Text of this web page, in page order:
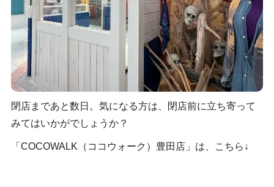
閉店まであと数日。気になる方は、閉店前に立ち寄って
みてはいかがでしょうか？
「COCOWALK（ココウォーク）豊田店」は、こちら↓